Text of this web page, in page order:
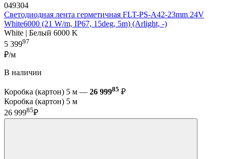
049304
Светодиодная лента герметичная FLT-PS-A42-23mm 24V
White6000 (21 W/m, IP67, 15deg, 5m) (Arlight, -)
White | Белый 6000 K
5 39997
₽/м
В наличии
Коробка (картон) 5 м — 26 99985 ₽
Коробка (картон) 5 м
26 99985₽